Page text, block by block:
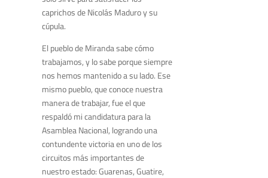
caprichos de Nicolás Maduro y su
cúpula.
El pueblo de Miranda sabe cómo
trabajamos, y lo sabe porque siempre
nos hemos mantenido a su lado. Ese
mismo pueblo, que conoce nuestra
manera de trabajar, fue el que
respaldó mi candidatura para la
Asamblea Nacional, logrando una
contundente victoria en uno de los
circuitos más importantes de
nuestro estado: Guarenas, Guatire,